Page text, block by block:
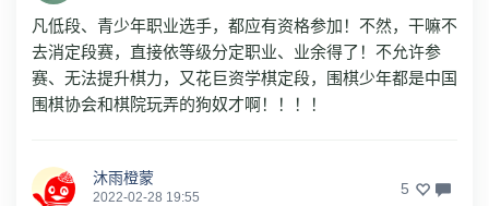
凡低段、青少年职业选手，都应有资格参加！不然，干嘛不
去消定段赛，直接依等级分定职业、业余得了！不允许参
赛、无法提升棋力，又花巨资学棋定段，围棋少年都是中国
围棋协会和棋院玩弄的狗奴才啊！！！！
沐雨橙蒙
2022-02-28 19:55 5